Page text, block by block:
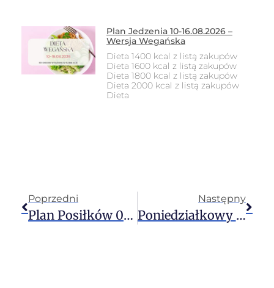
Plan Jedzenia 10-16.08.2026 –
Wersja Wegańska
Dieta 1400 kcal z listą zakupów
Dieta 1600 kcal z listą zakupów
Dieta 1800 kcal z listą zakupów
Dieta 2000 kcal z listą zakupów
Dieta
Poprzedni
Plan Posiłków 06-12.11.2023 – Dieta Wegetariańska
Następny
Poniedziałkowy Detoks 06.11.2023